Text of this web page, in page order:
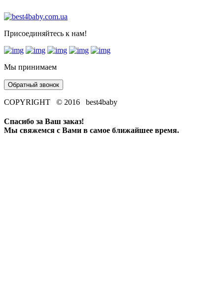
Присоединяйтесь к нам!
Мы принимаем
Обратный звонок
COPYRIGHT © 2016 best4baby
Спасибо за Ваш заказ!
Мы свяжемся с Вами в самое ближайшее время.